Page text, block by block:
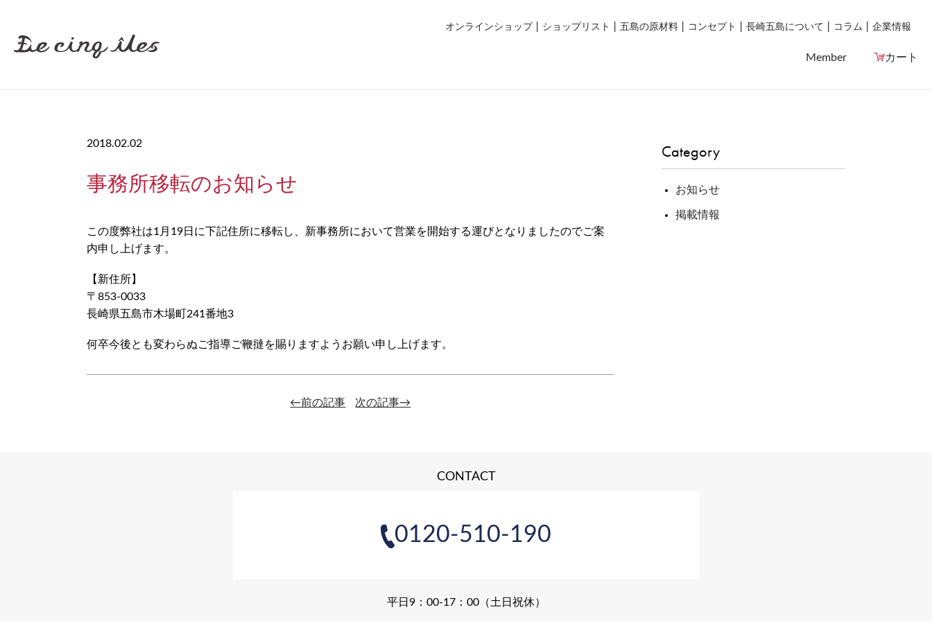
オンラインショップ ショップリスト 五島の原材料 コンセプト 長崎五島について コラム 企業情報
Member カート
2018.02.02
事務所移転のお知らせ
この度弊社は1月19日に下記住所に移転し、新事務所において営業を開始する運びとなりましたのでご案
内申し上げます。
【新住所】
〒853-0033
長崎県五島市木場町241番地3
何卒今後とも変わらぬご指導ご鞭撻を賜りますようお願い申し上げます。
←前の記事 次の記事→
Category
お知らせ
掲載情報
CONTACT
0120-510-190
平日9：00-17：00（土日祝休）